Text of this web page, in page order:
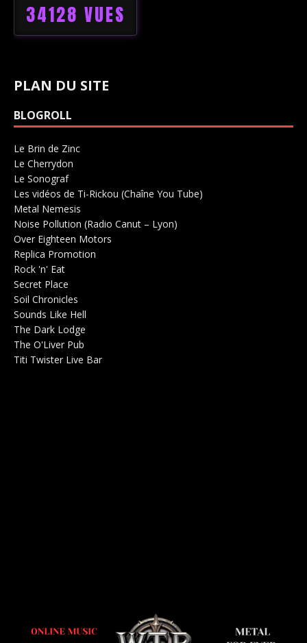
34128 VUES
PLAN DU SITE
BLOGROLL
Le Brin de Zinc
Le Cherrydon
Le SonografSalle de concerts 0
Les vidéos de Ti-Rickou (Chaîne You Tube)
Metal Nemesis
Noise Pollution (Radio Canut – Lyon)
Over Eighteen Motors
Replica Promotion
Rock 'n' Eat
Secret Place
Soil Chronicles
Sounds Like Hell
The Dark Lodge
The O'Liver Pub
Titi Twister Live Bar